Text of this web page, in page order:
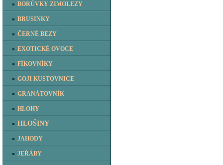
BORŮVKY ZIMOLEZY
BRUSINKY
ČERNÉ BEZY
EXOTICKÉ OVOCE
FÍKOVNÍKY
GOJI KUSTOVNICE
GRANÁTOVNÍK
HLOHY
HLOŠINY
JAHODY
JEŘÁBY